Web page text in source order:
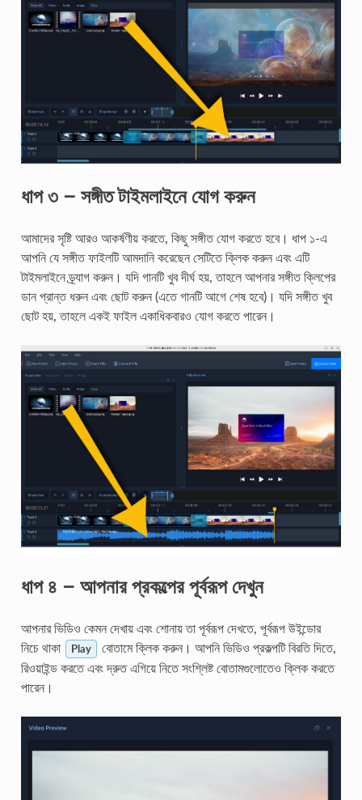
ধাপ ৩ – সঙ্গীত টাইমলাইনে যোগ করুন
আমাদের সৃষ্টি আরও আকর্ষণীয় করতে, কিছু সঙ্গীত যোগ করতে হবে। ধাপ ১-এ
আপনি যে সঙ্গীত ফাইলটি আমদানি করেছেন সেটিতে ক্লিক করুন এবং এটি
টাইমলাইনে ড্র্যাগ করুন। যদি গানটি খুব দীর্ঘ হয়, তাহলে আপনার সঙ্গীত ক্লিপের
ডান প্রান্ত ধরুন এবং ছোট করুন (এতে গানটি আগে শেষ হবে)। যদি সঙ্গীত খুব
ছোট হয়, তাহলে একই ফাইল একাধিকবারও যোগ করতে পারেন।
ধাপ ৪ – আপনার প্রকল্পের পূর্বরূপ দেখুন
আপনার ভিডিও কেমন দেখায় এবং শোনায় তা পূর্বরূপ দেখতে, পূর্বরূপ উইন্ডোর
নিচে থাকা
Play
বোতামে ক্লিক করুন। আপনি ভিডিও প্রকল্পটি বিরতি দিতে,
রিওয়াইন্ড করতে এবং দ্রুত এগিয়ে নিতে সংশ্লিষ্ট বোতামগুলোতেও ক্লিক করতে
পারেন।